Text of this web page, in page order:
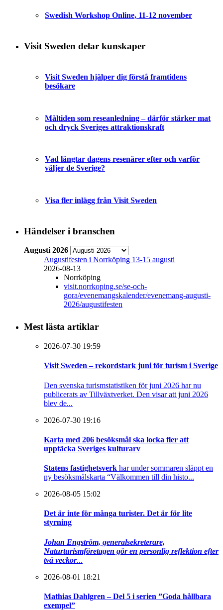
Swedish Workshop Online, 11-12 november
Visit Sweden delar kunskaper
Visit Sweden hjälper dig förstå framtidens
besökare
Måltiden som reseanledning – därför stärker mat
och dryck Sveriges attraktionskraft
Vad längtar dagens resenärer efter och varför
väljer de Sverige?
Visa fler inlägg från Visit Sweden
Händelser i branschen
Augusti 2026
Augustifesten i Norrköping 13-15 augusti
2026-08-13
Norrköping
visit.norrkoping.se/se-och-
gora/evenemangskalender/evenemang-augusti-
2026/augustifesten
Mest lästa artiklar
2026-07-30 19:59
Visit Sweden – rekordstark juni för turism i Sverige
Den svenska turismstatistiken för juni 2026 har nu
publicerats av Tillväxtverket. Den visar att juni 2026
blev de...
2026-07-30 19:16
Karta med 206 besöksmål ska locka fler att
upptäcka Sveriges kulturarv
Statens fastighetsverk har under sommaren släppt en
ny besöksmålskarta “Välkommen till din histo...
2026-08-05 15:02
Det är inte för många turister. Det är för lite
styrning
Johan Engström, generalsekreterare,
Naturturismföretagen gör en personlig reflektion efter
två veckor...
2026-08-01 18:21
Mathias Dahlgren – Del 5 i serien ”Goda hållbara
exempel”